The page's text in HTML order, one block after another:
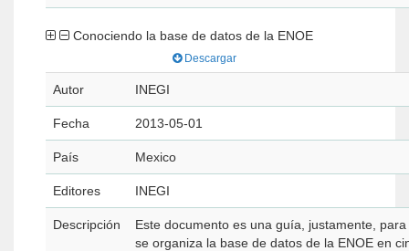
Conociendo la base de datos de la ENOE
Descargar
Autor INEGI
Fecha 2013-05-01
País Mexico
Editores INEGI
Descripción
Este documento es una guía, justamente,
se organiza la base de datos de la ENOE en